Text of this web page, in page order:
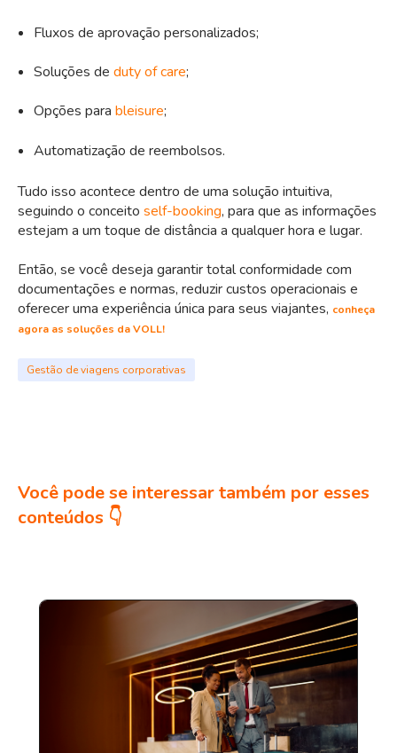
Fluxos de aprovação personalizados;
Soluções de duty of care;
Opções para bleisure;
Automatização de reembolsos.
Tudo isso acontece dentro de uma solução intuitiva,
seguindo o conceito self-booking, para que as informações
estejam a um toque de distância a qualquer hora e lugar.
Então, se você deseja garantir total conformidade com
documentações e normas, reduzir custos operacionais e
oferecer uma experiência única para seus viajantes, conheça
agora as soluções da VOLL!
Gestão de viagens corporativas
Você pode se interessar também por esses
conteúdos 👇